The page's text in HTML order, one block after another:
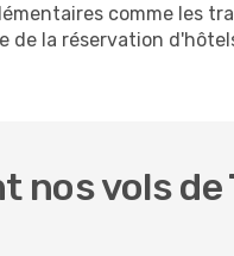
comme les
de la réservation
nos vols de